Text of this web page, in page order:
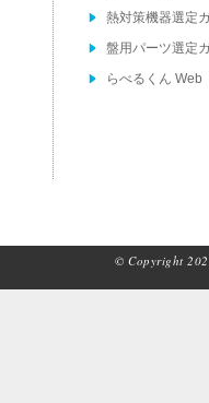
熱対策機器選定
盤用パーツ選定
らべるくん Web
© Copyright